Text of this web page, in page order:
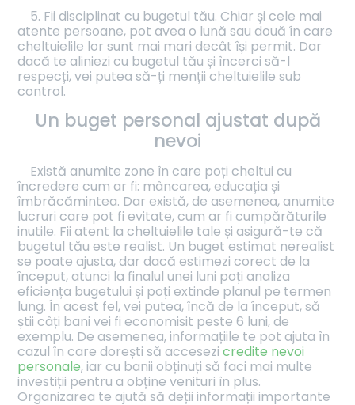
5. Fii disciplinat cu bugetul tău. Chiar și cele mai
atente persoane, pot avea o lună sau două în care
cheltuielile lor sunt mai mari decât își permit. Dar
dacă te aliniezi cu bugetul tău și încerci să-l
respecți, vei putea să-ți menții cheltuielile sub
control.
Un buget personal ajustat după
nevoi
Există anumite zone în care poți cheltui cu
încredere cum ar fi: mâncarea, educația și
îmbrăcămintea. Dar există, de asemenea, anumite
lucruri care pot fi evitate, cum ar fi cumpărăturile
inutile. Fii atent la cheltuielile tale și asigură-te că
bugetul tău este realist. Un buget estimat nerealist
se poate ajusta, dar dacă estimezi corect de la
început, atunci la finalul unei luni poți analiza
eficiența bugetului și poți extinde planul pe termen
lung. În acest fel, vei putea, încă de la început, să
știi câți bani vei fi economisit peste 6 luni, de
exemplu. De asemenea, informațiile te pot ajuta în
cazul în care dorești să accesezicredite nevoi
personale, iar cu banii obținuți să faci mai multe
investiții pentru a obține venituri în plus.
Organizarea te ajută să deții informații importante